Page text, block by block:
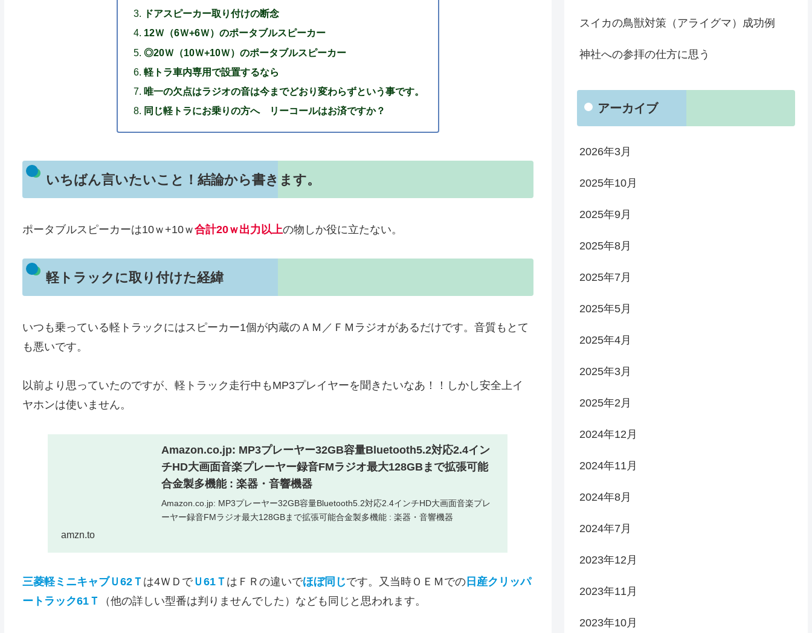
ドアスピーカー取り付けの断念
12Ｗ（6Ｗ+6Ｗ）のポータブルスピーカー
◎20Ｗ（10Ｗ+10Ｗ）のポータブルスピーカー
軽トラ車内専用で設置するなら
唯一の欠点はラジオの音は今までどおり変わらずという事です。
同じ軽トラにお乗りの方へ リーコールはお済ですか？
いちばん言いたいこと！結論から書きます。
ポータブルスピーカーは10ｗ+10ｗ合計20ｗ出力以上の物しか役に立たない。
軽トラックに取り付けた経緯
いつも乗っている軽トラックにはスピーカー1個が内蔵のＡＭ／ＦＭラジオがあるだけです。音質もとて
も悪いです。
以前より思っていたのですが、軽トラック走行中もMP3プレイヤーを聞きたいなあ！！しかし安全上イ
ヤホンは使いません。
Amazon.co.jp: MP3プレーヤー32GB容量Bluetooth5.2対応2.4イン
チHD大画面音楽プレーヤー録音FMラジオ最大128GBまで拡張可能
合金製多機能 : 楽器・音響機器
Amazon.co.jp: MP3プレーヤー32GB容量Bluetooth5.2対応2.4インチHD大画面音楽プレ
ーヤー録音FMラジオ最大128GBまで拡張可能合金製多機能 : 楽器・音響機器
amzn.to
三菱軽ミニキャブＵ62Ｔ は4ＷＤでＵ61Ｔ はＦＲの違いでほぼ同じです。又当時ＯＥＭでの日産クリッパ
ートラック61Ｔ
（他の詳しい型番は判りませんでした）なども同じと思われます。
スイカの鳥獣対策（アライグマ）成功例
神社への参拝の仕方に思う
アーカイブ
2026年3月
2025年10月
2025年9月
2025年8月
2025年7月
2025年5月
2025年4月
2025年3月
2025年2月
2024年12月
2024年11月
2024年8月
2024年7月
2023年12月
2023年11月
2023年10月